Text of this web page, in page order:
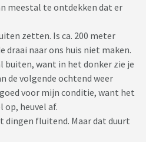
meestal te ontdekken dat er
zetten. Is ca. 200 meter
draai naar ons huis niet maken.
buiten, want in het donker zie je
de volgende ochtend weer
voor mijn conditie, want het
op, heuvel af.
dingen fluitend. Maar dat duurt